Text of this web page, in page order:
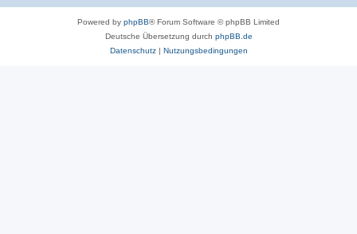
Powered by phpBB® Forum Software © phpBB Limited
Deutsche Übersetzung durch phpBB.de
Datenschutz| Nutzungsbedingungen